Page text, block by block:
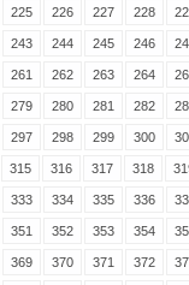
225 226 227 228
243 244 245 246
261 262 263 264
279 280 281 282
297 298 299 300
315 316 317 318
333 334 335 336
351 352 353 354
369 370 371 372